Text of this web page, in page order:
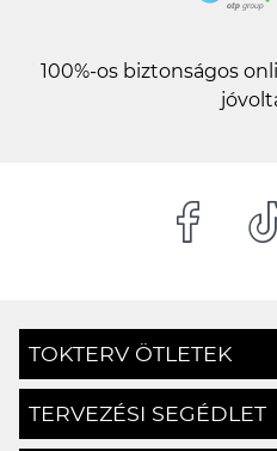
100%-os biztonságos
TOKTERV ÖTLETEK
TERVEZÉSI SEGÉDLET